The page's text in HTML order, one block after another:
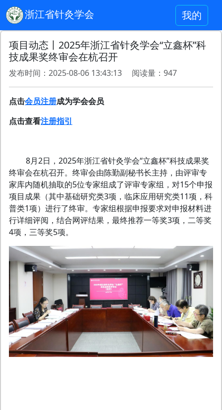
浙江省针灸学会 我的
项目动态丨2025年浙江省针灸学会“立鑫杯”科
技成果奖终审会在杭召开
发布时间：2025-08-06 13:43:13 阅读量：947
点击会员注册成为学会会员
点击查看注册指引
8月2日，2025年浙江省针灸学会“立鑫杯”科技成果奖
终审会在杭召开。终审会由陈勤副秘书长主持，由评审专
家库内随机抽取的5位专家组成了评审专家组，对15个申报
项目成果（其中基础研究类3项，临床应用研究类11项，科
普类1项）进行了终审。专家组根据申报要求对申报材料进
行详细评阅，结合网评结果，最终推荐一等奖3项，二等奖
4项，三等奖5项。